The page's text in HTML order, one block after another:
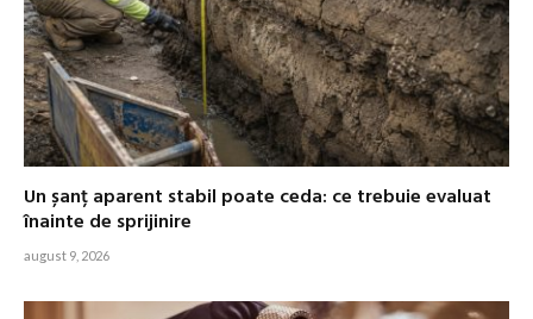
Un șanț aparent stabil poate ceda: ce trebuie evaluat
înainte de sprijinire
august 9, 2026